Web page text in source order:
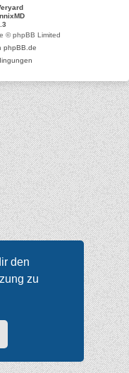
den
zu
© phpBB Limited
phpBB.de